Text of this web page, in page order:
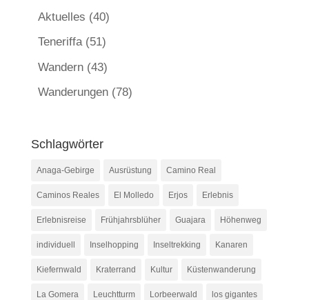
Aktuelles (40)
Teneriffa(51)
Wandern(43)
Wanderungen(78)
Schlagwörter
Anaga-Gebirge Ausrüstung Camino Real
Caminos Reales El Molledo Erjos Erlebnis
Erlebnisreise Frühjahrsblüher Guajara Höhenweg
individuell Inselhopping Inseltrekking Kanaren
Kiefernwald Kraterrand Kultur Küstenwanderung
La Gomera Leuchtturm Lorbeerwald los gigantes